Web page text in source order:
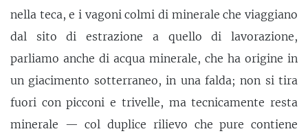
nella teca, e i vagoni colmi di minerale che viaggiano
dal sito di estrazione a quello di lavorazione,
parliamo anche di acqua minerale, che ha origine in
un giacimento sotterraneo, in una falda; non si tira
fuori con picconi e trivelle, ma tecnicamente resta
minerale — col duplice rilievo che pure contiene